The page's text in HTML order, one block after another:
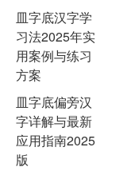
皿字底汉字学
习法2025年实
用案例与练习
方案
皿字底偏旁汉
字详解与最新
应用指南2025
版